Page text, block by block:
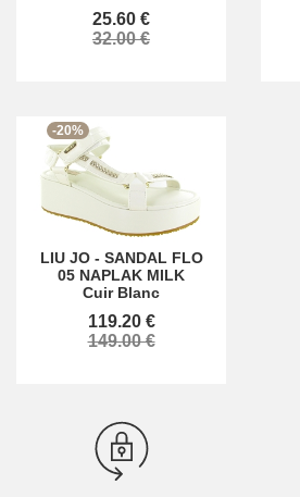
25.60 €
32.00 €
-20%
LIU JO- SANDAL FLO
05 NAPLAK MILK
Cuir Blanc
119.20 €
149.00 €